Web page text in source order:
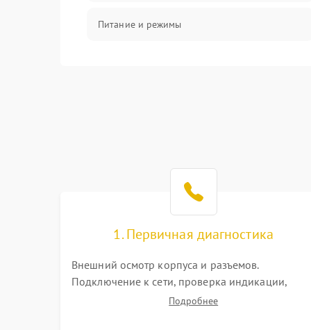
Питание и режимы
1. Первичная диагностика
Внешний осмотр корпуса и разъемов.
Подключение к сети, проверка индикации,
звуковых сигналов и кодов ошибок. Измерение
Подробнее